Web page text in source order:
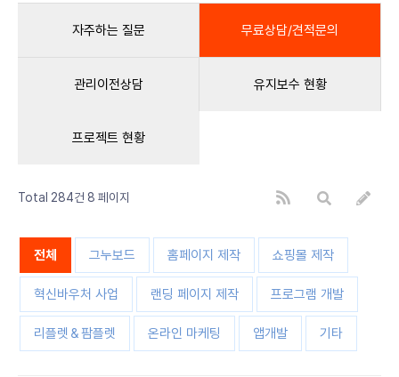
자주하는 질문 무료상담/견적문의
관리이전상담 유지보수 현황
프로젝트 현황
Total 284건 8 페이지
전체 그누보드 홈페이지 제작 쇼핑몰 제작
혁신바우처 사업 랜딩 페이지 제작 프로그램 개발
리플렛＆팜플렛 온라인 마케팅 앱개발 기타